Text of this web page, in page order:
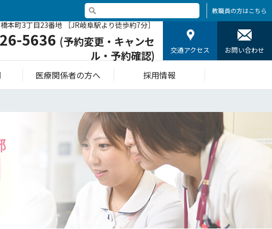
教職員の方はこちら
本町3丁目23番地 ［JR岐阜駅より徒歩約7分］
5636 (予約変更・キャンセ
ル・予約確認)
交通アクセス お問い合わせ
医療関係者の方へ 採用情報